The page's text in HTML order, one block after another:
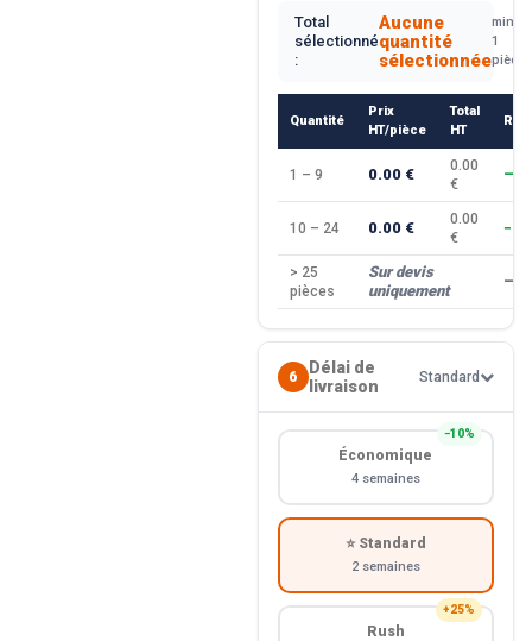
Total
sélectionné
:
Aucune
quantité
sélectionnée
min.
1
pièce
Quantité
Prix
HT/pièce
Total
HT
1 – 9 0.00 €
0.00
€
—
10 – 24 0.00 €
0.00
€
> 25
pièces
Sur devis
uniquement
—
6
Délai de
livraison
Standard
−10%
Économique
4 semaines
⭐ Standard
2 semaines
+25%
Rush